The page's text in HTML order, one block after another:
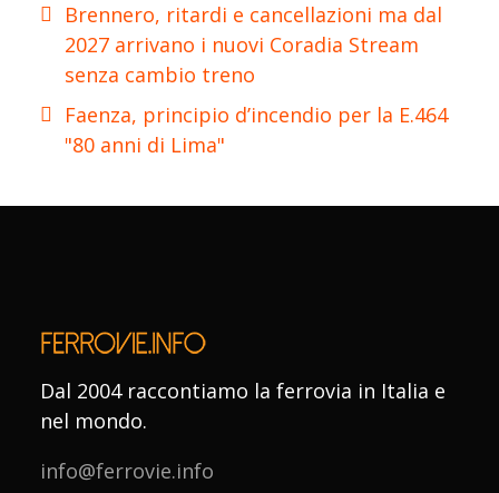
Brennero, ritardi e cancellazioni ma dal
2027 arrivano i nuovi Coradia Stream
senza cambio treno
Faenza, principio d’incendio per la E.464
"80 anni di Lima"
Dal 2004 raccontiamo la ferrovia in Italia e
nel mondo.
info@ferrovie.info